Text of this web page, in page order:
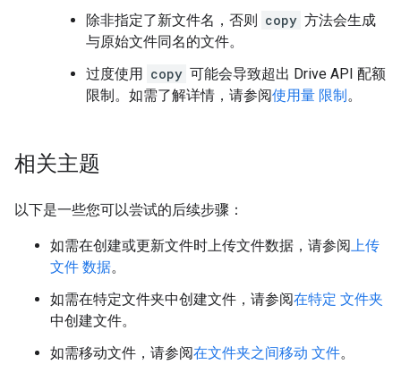
除非指定了新文件名，否则 copy 方法会生成
与原始文件同名的文件。
过度使用 copy 可能会导致超出 Drive API 配额
限制。如需了解详情，请参阅使用量 限制。
相关主题
以下是一些您可以尝试的后续步骤：
如需在创建或更新文件时上传文件数据，请参阅上传
文件 数据。
如需在特定文件夹中创建文件，请参阅在特定 文件夹
中创建文件。
如需移动文件，请参阅在文件夹之间移动 文件。